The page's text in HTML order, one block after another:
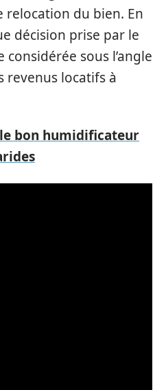
relocation du bien. En
décision prise par le
sous l’angle
revenus locatifs à
bon humidificateur